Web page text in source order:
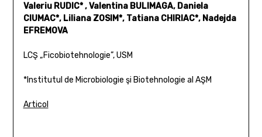
Valeriu RUDIC* , Valentina BULIMAGA, Daniela
CIUMAC*, Liliana ZOSIM*, Tatiana CHIRIAC*, Nadejda
EFREMOVA
LCŞ „Ficobiotehnologie”, USM
*Institutul de Microbiologie şi Biotehnologie al AŞM
Articol